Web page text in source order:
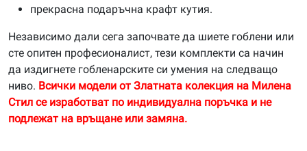
прекрасна подаръчна крафт кутия.
Независимо дали сега започвате да шиете гоблени или
сте опитен професионалист, тези комплекти са начин
да издигнете гобленарските си умения на следващо
ниво. Всички модели от Златната колекция на Милена
Стил се изработват по индивидуална поръчка и не
подлежат на връщане или замяна.